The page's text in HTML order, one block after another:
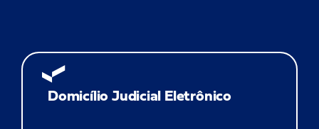
Domicílio Judicial Eletrônico